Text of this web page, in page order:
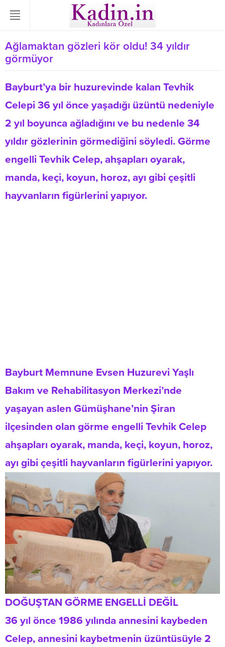
Ağlamaktan gözleri kör oldu! 34 yıldır
görmüyor
Bayburt’ya bir huzurevinde kalan Tevhik
Celepi 36 yıl önce yaşadığı üzüntü nedeniyle
2 yıl boyunca ağladığını ve bu nedenle 34
yıldır gözlerinin görmediğini söyledi. Görme
engelli Tevhik Celep, ahşapları oyarak,
manda, keçi, koyun, horoz, ayı gibi çeşitli
hayvanların figürlerini yapıyor.
Bayburt Memnune Evsen Huzurevi Yaşlı
Bakım ve Rehabilitasyon Merkezi’nde
yaşayan aslen Gümüşhane’nin Şiran
ilçesinden olan görme engelli Tevhik Celep
ahşapları oyarak, manda, keçi, koyun, horoz,
ayı gibi çeşitli hayvanların figürlerini yapıyor.
DOĞUŞTAN GÖRME ENGELLİ DEĞİL
36 yıl önce 1986 yılında annesini kaybeden
Celep, annesini kaybetmenin üzüntüsüyle 2